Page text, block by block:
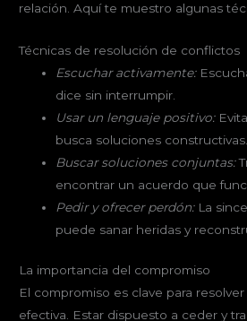
relación. Aquí te muestro algunas
Técnicas de resolución de conflictos
Escuchar activamente:
dice sin interrumpir.
Usar un lenguaje positivo:
busca soluciones constructivas.
Buscar soluciones conjuntas:
encontrar un acuerdo que
Pedir y ofrecer perdón:La
puede sanar heridas y
La importancia del compromiso
El compromiso es clave para
efectiva. Estar dispuesto a ceder y